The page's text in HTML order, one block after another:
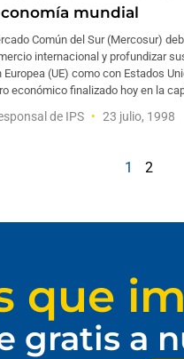
mundial
Común del Sur (Mercosur)
internacional y profundizar
Europea (UE) como con Estados
económico finalizado hoy en la
de IPS 23 julio, 1998
1 2
que
gratis a